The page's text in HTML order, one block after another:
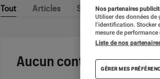
Tout Articles Sélections et guides
Aucun contenu ne
Nos partenaires
Utiliser des données
l’identification. Stocker
mesure de
Liste de nos
GÉRER MES